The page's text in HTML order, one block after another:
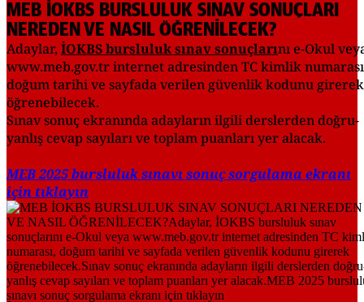
MEB İOKBS BURSLULUK SINAV SONUÇLARI
NEREDEN VE NASIL ÖĞRENİLECEK?
Adaylar,İOKBS bursluluk sınav sonuçlarını e-Okul
www.meb.gov.tr internet adresinden TC kimlik
doğum tarihi ve sayfada verilen güvenlik kodunu girerek
öğrenebilecek.
Sınav sonuç ekranında adayların ilgili derslerden doğru-
yanlış cevap sayıları ve toplam puanları yer alacak.
MEB 2025 bursluluk sınavı sonuç sorgulama ekranı
için tıklayın